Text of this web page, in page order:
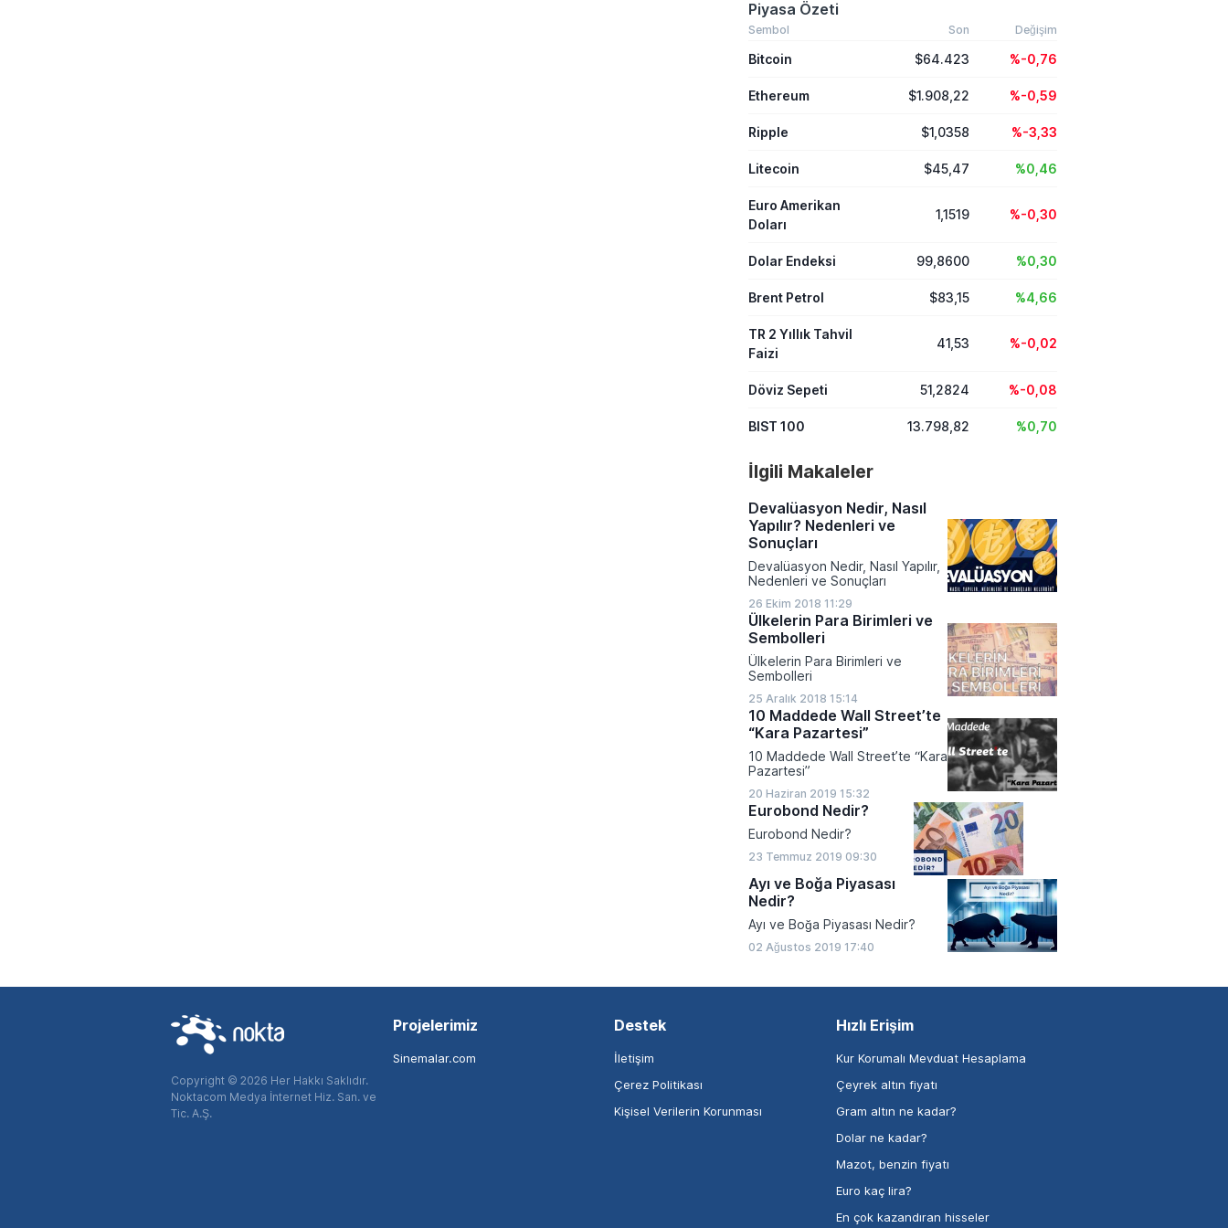
konuşan Özel, dokunulmazlık
taleplerini siyasi bir hamle olarak
kampanyasıyla topladığı
Piyasa Özeti
Sembol Son Değişim
Bitcoin $64.423 %-0,76
Ethereum $1.908,22 %-0,59
Ripple $1,0358 %-3,33
Litecoin $45,47 %0,46
Euro Amerikan
Doları
1,1519 %-0,30
Dolar Endeksi 99,8600 %0,30
Brent Petrol $83,15 %4,66
TR 2 Yıllık Tahvil
Faizi
41,53 %-0,02
Döviz Sepeti 51,2824 %-0,08
BIST 100 13.798,82 %0,70
İlgili Makaleler
Devalüasyon Nedir, Nasıl
Yapılır? Nedenleri ve
Sonuçları
Devalüasyon Nedir, Nasıl Yapılır,
Nedenleri ve Sonuçları
26 Ekim 2018 11:29
Ülkelerin Para Birimleri ve
Sembolleri
Ülkelerin Para Birimleri ve
Sembolleri
25 Aralık 2018 15:14
10 Maddede Wall Street’te
“Kara Pazartesi”
10 Maddede Wall Street’te “Kara
Pazartesi”
20 Haziran 2019 15:32
Eurobond Nedir?
Eurobond Nedir?
23 Temmuz 2019 09:30
Ayı ve Boğa Piyasası
Nedir?
Ayı ve Boğa Piyasası Nedir?
02 Ağustos 2019 17:40
Copyright © 2026 Her Hakkı Saklıdır.
Noktacom Medya İnternet Hiz. San. ve
Tic. A.Ş.
Projelerimiz
Sinemalar.com
Destek
İletişim
Çerez Politikası
Kişisel Verilerin Korunması
Hızlı Erişim
Kur Korumalı Mevduat Hesaplama
Çeyrek altın fiyatı
Gram altın ne kadar?
Dolar ne kadar?
Mazot, benzin fiyatı
Euro kaç lira?
En çok kazandıran hisseler